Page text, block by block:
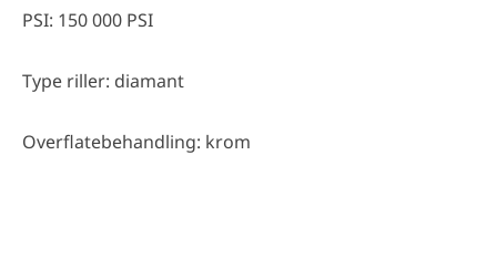
PSI: 150 000 PSI
Type riller: diamant
Overflatebehandling: krom